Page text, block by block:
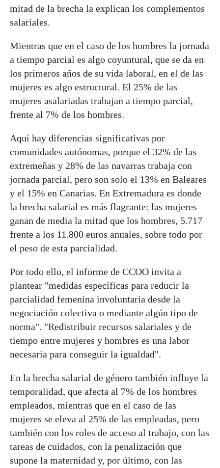
mitad de la brecha la explican los complementos
salariales.
Mientras que en el caso de los hombres la jornada
a tiempo parcial es algo coyuntural, que se da en
los primeros años de su vida laboral, en el de las
mujeres es algo estructural. El 25% de las
mujeres asalariadas trabajan a tiempo parcial,
frente al 7% de los hombres.
Aquí hay diferencias significativas por
comunidades autónomas, porque el 32% de las
extremeñas y 28% de las navarras trabaja con
jornada parcial, pero son solo el 13% en Baleares
y el 15% en Canarias. En Extremadura es donde
la brecha salarial es más flagrante: las mujeres
ganan de media la mitad que los hombres, 5.717
frente a los 11.800 euros anuales, sobre todo por
el peso de esta parcialidad.
Por todo ello, el informe de CCOO invita a
plantear "medidas específicas para reducir la
parcialidad femenina involuntaria desde la
negociación colectiva o mediante algún tipo de
norma". "Redistribuir recursos salariales y de
tiempo entre mujeres y hombres es una labor
necesaria para conseguir la igualdad".
En la brecha salarial de género también influye la
temporalidad, que afecta al 7% de los hombres
empleados, mientras que en el caso de las
mujeres se eleva al 25% de las empleadas, pero
también con los roles de acceso al trabajo, con las
tareas de cuidados, con la penalización que
supone la maternidad y, por último, con las